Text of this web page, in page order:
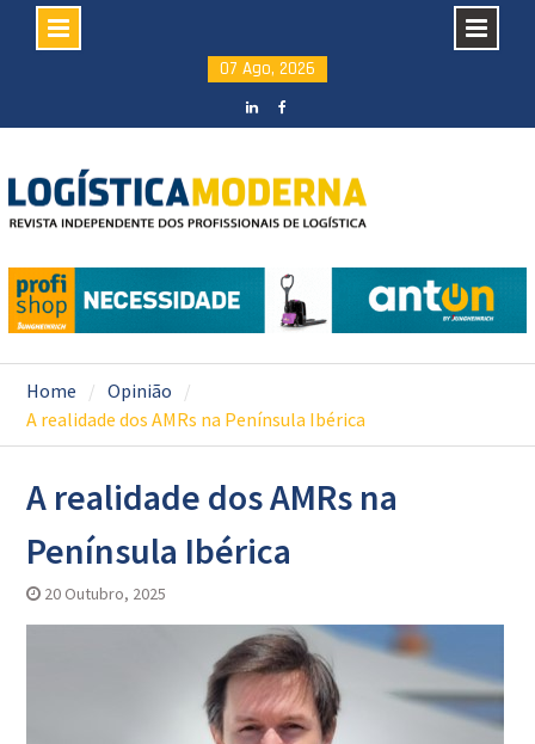
content
07 Ago, 2026
Home
Opinião
A realidade dos AMRs na Península Ibérica
A realidade dos AMRs na
Península Ibérica
20 Outubro, 2025